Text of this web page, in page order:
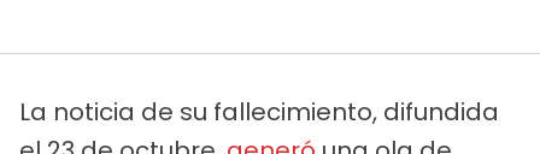
La noticia de su fallecimiento, difundida